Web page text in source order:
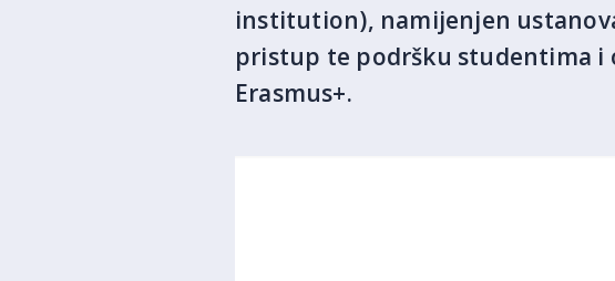
institution), namijenjen
pristup te podršku studentima i
Erasmus+.